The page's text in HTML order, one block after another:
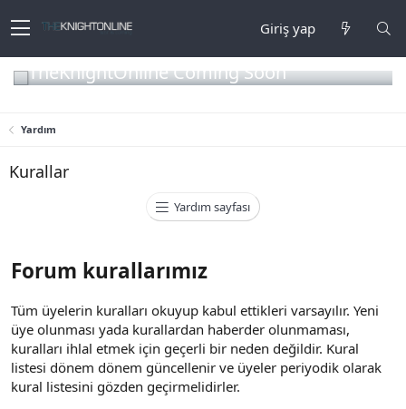
Giriş yap
TheKnightOnline Coming Soon
Yardım
Kurallar
Yardım sayfası
Forum kurallarımız
Tüm üyelerin kuralları okuyup kabul ettikleri varsayılır. Yeni
üye olunması yada kurallardan haberder olunmaması,
kuralları ihlal etmek için geçerli bir neden değildir. Kural
listesi dönem dönem güncellenir ve üyeler periyodik olarak
kural listesini gözden geçirmelidirler.